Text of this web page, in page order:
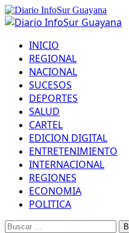
Saltar
al
Menú
INICIO
REGIONAL
NACIONAL
SUCESOS
DEPORTES
SALUD
CARTEL
EDICION DIGITAL
ENTRETENIMIENTO
INTERNACIONAL
REGIONES
ECONOMIA
POLITICA
Buscar: